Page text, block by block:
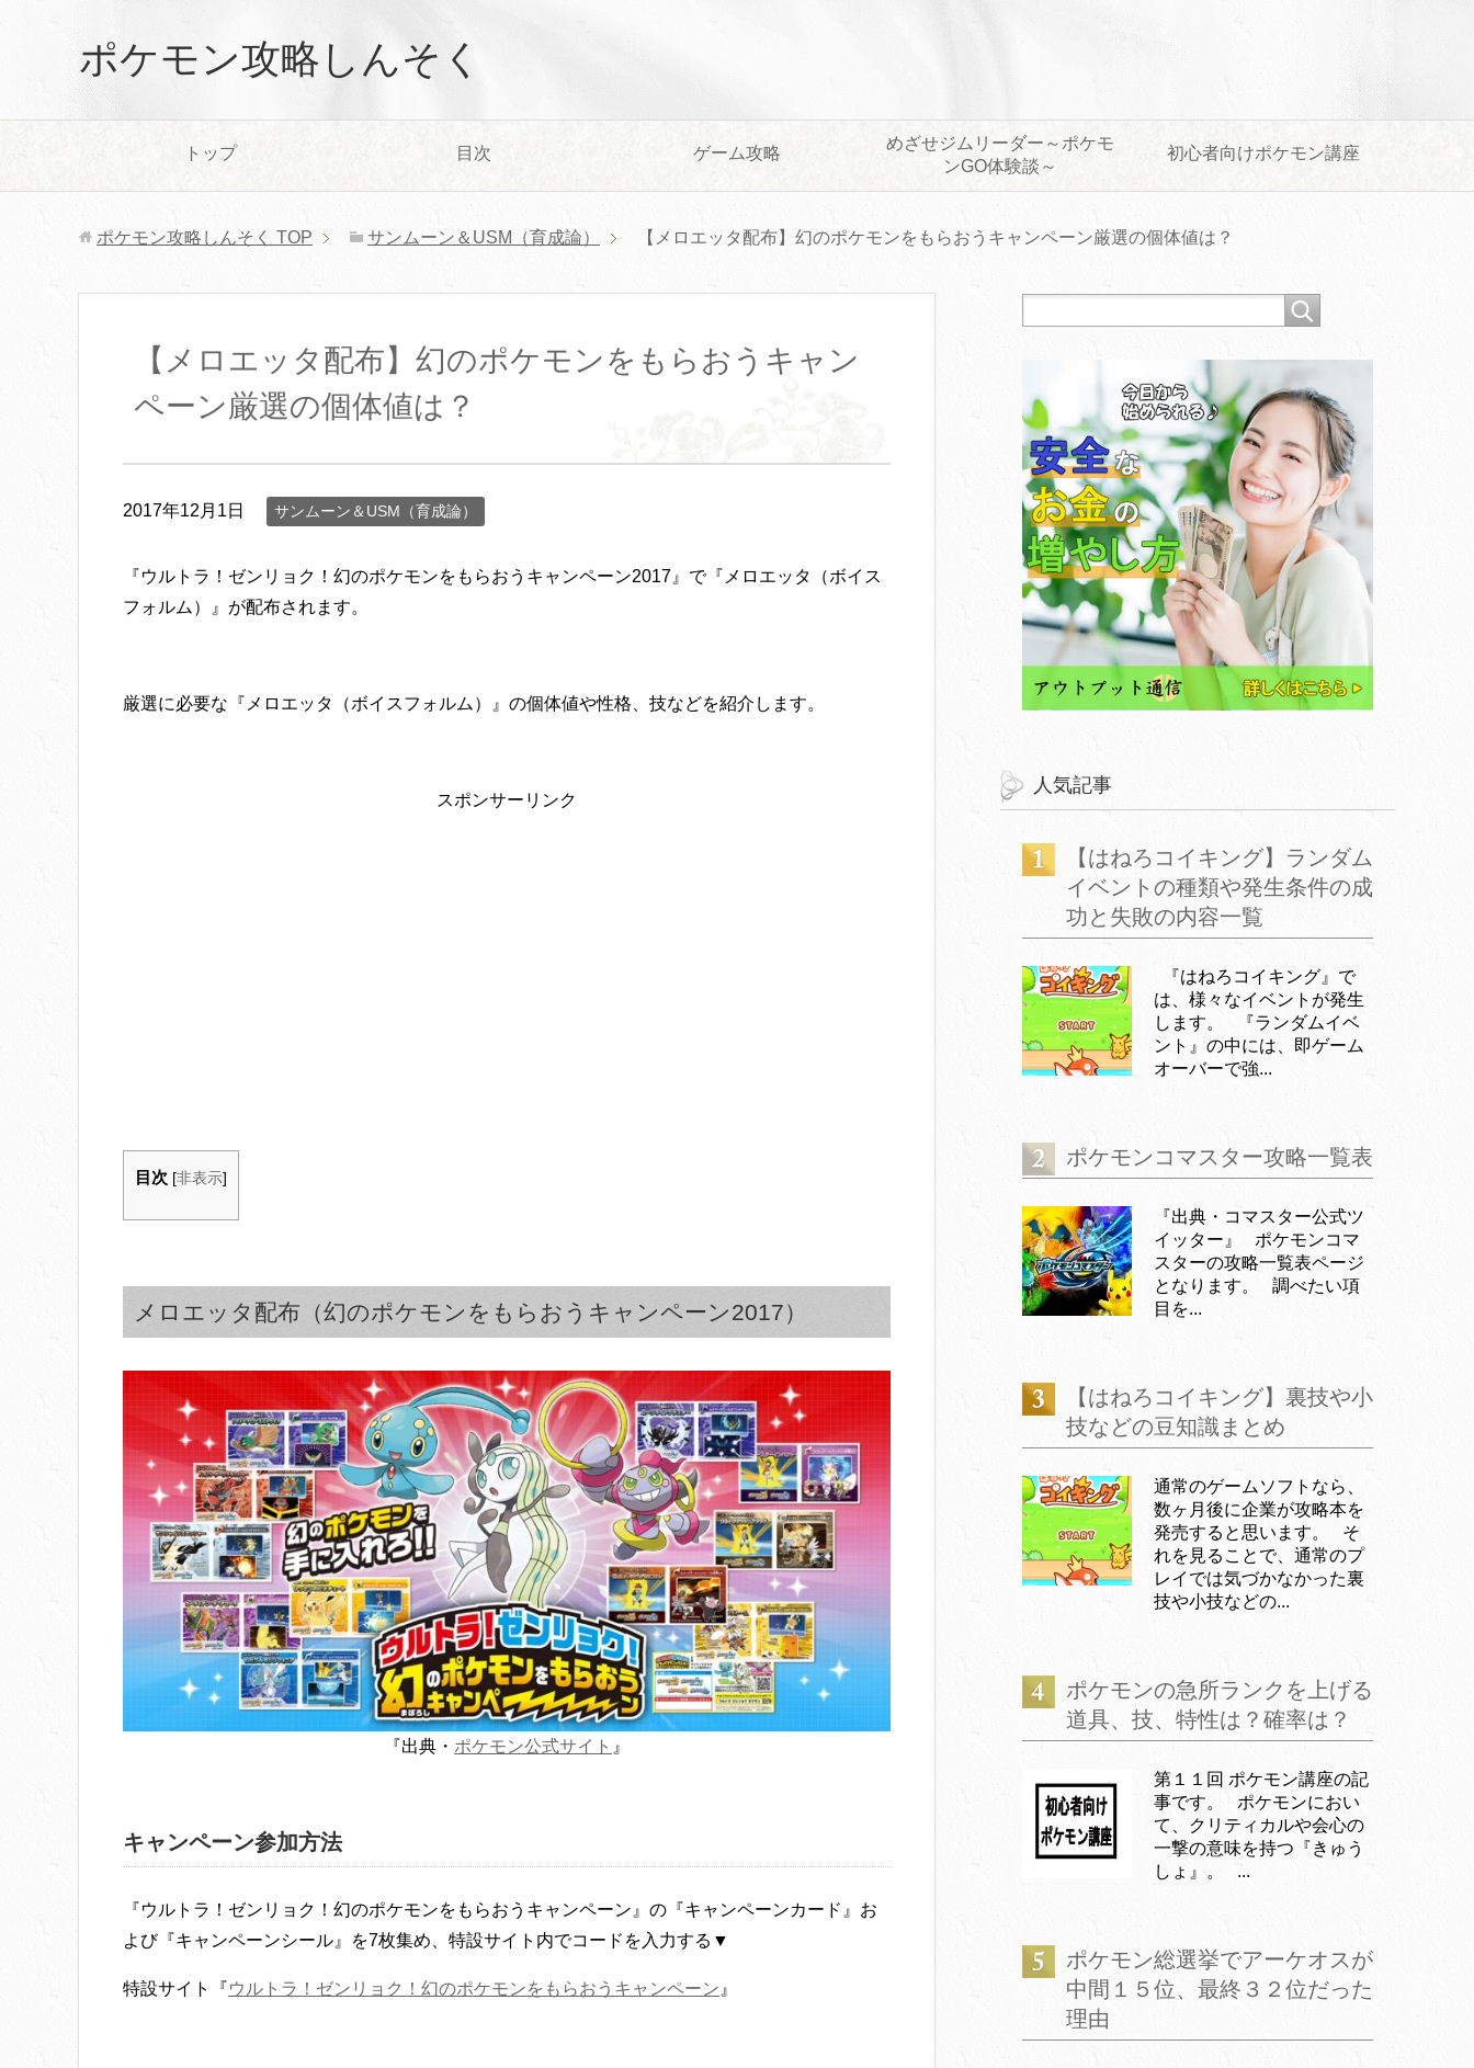
ポケモン攻略しんそく
トップ 目次 ゲーム攻略
めざせジムリーダー～ポケモ
ンGO体験談～
初心者向けポケモン講座
ポケモン攻略しんそく TOP サンムーン＆USM（育成論） 【メロエッタ配布】幻のポケモンをもらおうキャンペーン厳選の個体値は？
【メロエッタ配布】幻のポケモンをもらおうキャン
ペーン厳選の個体値は？
2017年12月1日 サンムーン＆USM（育成論）
『ウルトラ！ゼンリョク！幻のポケモンをもらおうキャンペーン2017』で『メロエッタ（ボイス
フォルム）』が配布されます。
厳選に必要な『メロエッタ（ボイスフォルム）』の個体値や性格、技などを紹介します。
スポンサーリンク
目次 [非表示]
メロエッタ配布（幻のポケモンをもらおうキャンペーン2017）
『出典・ ポケモン公式サイト 』
キャンペーン参加方法
『ウルトラ！ゼンリョク！幻のポケモンをもらおうキャンペーン』の『キャンペーンカード』お
よび『キャンペーンシール』を7枚集め、特設サイト内でコードを入力する▼
特設サイト『ウルトラ！ゼンリョク！幻のポケモンをもらおうキャンペーン 』
人気記事
【はねろコイキング】ランダム
イベントの種類や発生条件の成
功と失敗の内容一覧
『はねろコイキング』で
は、様々なイベントが発生
します。 『ランダムイベ
ント』の中には、即ゲーム
オーバーで強...
ポケモンコマスター攻略一覧表
『出典・コマスター公式ツ
イッター』 ポケモンコマ
スターの攻略一覧表ページ
となります。 調べたい項
目を...
【はねろコイキング】裏技や小
技などの豆知識まとめ
通常のゲームソフトなら、
数ヶ月後に企業が攻略本を
発売すると思います。 そ
れを見ることで、通常のプ
レイでは気づかなかった裏
技や小技などの...
ポケモンの急所ランクを上げる
道具、技、特性は？確率は？
第１１回 ポケモン講座の記
事です。 ポケモンにおい
て、クリティカルや会心の
一撃の意味を持つ『きゅう
しょ』。 ...
ポケモン総選挙でアーケオスが
中間１５位、最終３２位だった
理由